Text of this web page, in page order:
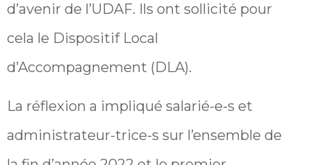
d’avenir de l’UDAF. Ils ont sollicité pour
cela le Dispositif Local
d’Accompagnement (DLA).
La réflexion a impliqué salarié-e-s et
administrateur-trice-s sur l’ensemble de